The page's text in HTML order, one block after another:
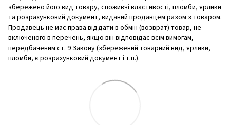
збережено його вид товару, споживчі властивості, пломби, ярлики
та розрахунковий документ, виданий продавцем разом з товаром.
Продавець не має права віддати в обмін (возврат) товар, не
включеного в перечень, якщо він відповідає всім вимогам,
передбаченим ст. 9 Закону (збережений товарний вид, ярлики,
пломби, є розрахунковий документ і т.п.).